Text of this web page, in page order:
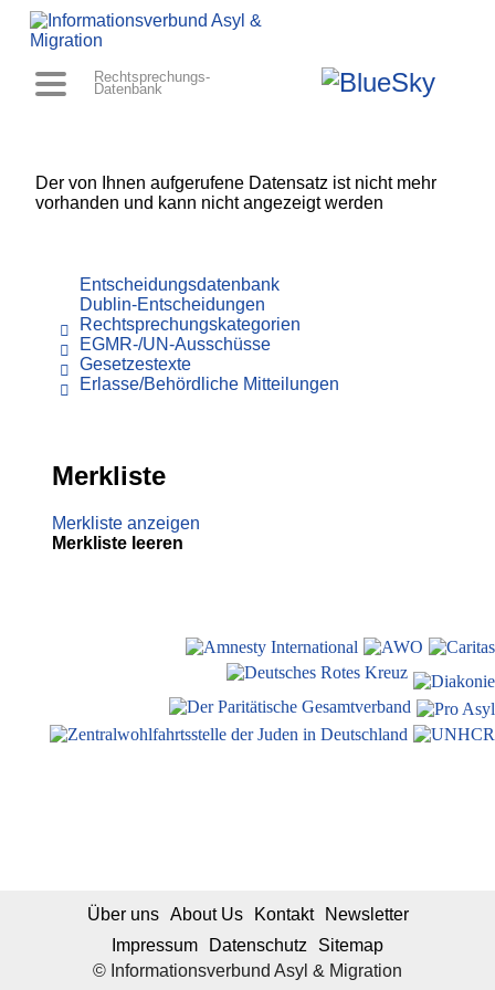
Rechtsprechungs-
Datenbank
Der von Ihnen aufgerufene Datensatz ist nicht mehr
vorhanden und kann nicht angezeigt werden
Entscheidungsdatenbank
Dublin-Entscheidungen
Rechtsprechungskategorien
EGMR-/UN-Ausschüsse
Gesetzestexte
Erlasse/Behördliche Mitteilungen
Merkliste
Merkliste anzeigen
Merkliste leeren
© Informationsverbund Asyl & Migration
Über uns About Us Kontakt
Newsletter
Impressum
Datenschutz Sitemap